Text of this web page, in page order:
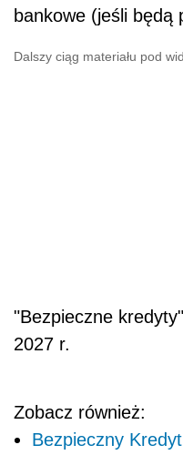
bankowe (jeśli będą
Dalszy ciąg materiału pod
"Bezpieczne
2027 r.
Zobacz również:
Bezpieczny